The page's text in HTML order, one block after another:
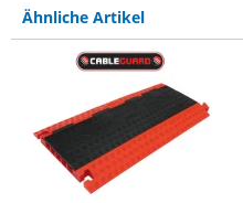
Ähnliche Artikel